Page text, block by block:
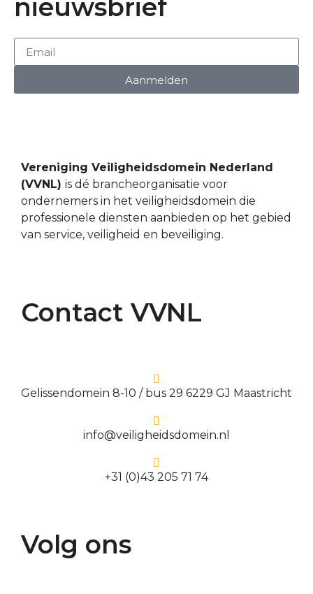
nieuwsbrief
Aanmelden
Vereniging Veiligheidsdomein Nederland
(VVNL) is dé brancheorganisatie voor
ondernemers in het veiligheidsdomein die
professionele diensten aanbieden op het gebied
van service, veiligheid en beveiliging.
Contact VVNL
Gelissendomein 8-10 / bus 29 6229 GJ Maastricht
info@veiligheidsdomein.nl
+31 (0)43 205 71 74
Volg ons